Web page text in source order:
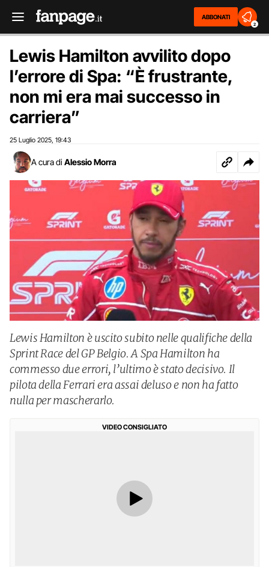
ABBONATI
2
Lewis Hamilton avvilito dopo
l’errore di Spa: “È frustrante,
non mi era mai successo in
carriera”
25 Luglio 2025 19:43
A cura di Alessio Morra
Lewis Hamilton è uscito subito nelle qualifiche della
Sprint Race del GP Belgio. A Spa Hamilton ha
commesso due errori, l’ultimo è stato decisivo. Il
pilota della Ferrari era assai deluso e non ha fatto
nulla per mascherarlo.
VIDEO CONSIGLIATO